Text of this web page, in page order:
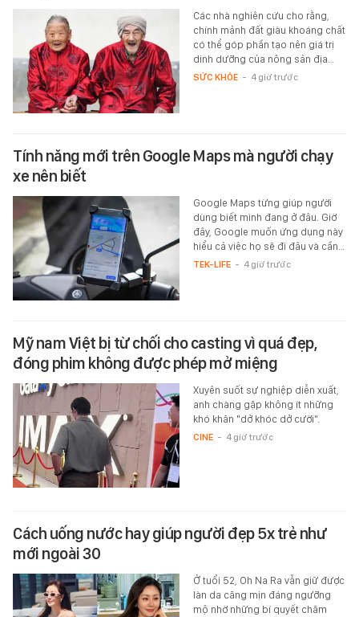
Các nhà nghiên cứu cho rằng,
chính mảnh đất giàu khoáng chất
có thể góp phần tạo nên giá trị
dinh dưỡng của nông sản địa…
SỨC KHỎE - 4 giờ trước
Tính năng mới trên Google Maps mà người chạy
xe nên biết
Google Maps từng giúp người
dùng biết mình đang ở đâu. Giờ
đây, Google muốn ứng dụng này
hiểu cả việc họ sẽ đi đâu và cần…
TEK-LIFE - 4 giờ trước
Mỹ nam Việt bị từ chối cho casting vì quá đẹp,
đóng phim không được phép mở miệng
Xuyên suốt sự nghiệp diễn xuất,
anh chàng gặp không ít những
khó khăn "dở khóc dở cười".
CINE - 4 giờ trước
Cách uống nước hay giúp người đẹp 5x trẻ như
mới ngoài 30
Ở tuổi 52, Oh Na Ra vẫn giữ được
làn da căng mịn đáng ngưỡng
mộ nhờ những bí quyết chăm